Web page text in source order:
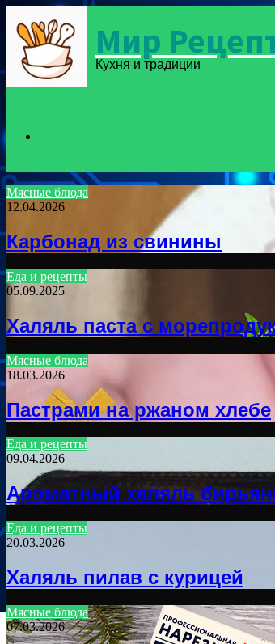
Menu Мир
Кухня и традиции
for
Мясные блюда
12.04.2026
Карбонад из свинины
Еда и рецепты
05.09.2025
Халяль паста с
Мясные блюда
18.03.2026
Пастрами на ржаном хлебе
Еда и рецепты
09.04.2026
Ароматный халяль
Еда и рецепты
20.03.2026
Халяль пилав с курицей
Мясные блюда
07.03.2026